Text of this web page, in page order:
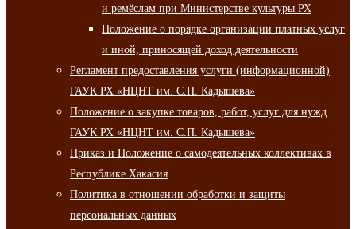
и ремёслам при Министерстве культуры РХ
Положение о порядке организации платных услуг
и иной, приносящей доход деятельности
Регламент предоставления услуги (информационной)
ГАУК РХ «НЦНТ им. С.П. Кадышева»
Положение о закупке товаров, работ, услуг для нужд
ГАУК РХ «НЦНТ им. С.П. Кадышева»
Приказ и Положение о самодеятельных коллективах в
Республике Хакасия
Политика в отношении обработки и защиты
персональных данных